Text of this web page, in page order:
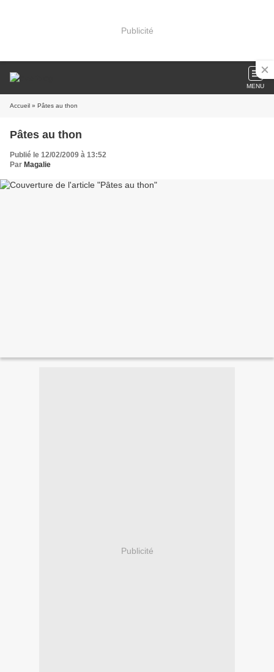
Publicité
MENU
Accueil » Pâtes au thon
Pâtes au thon
Publié le 12/02/2009 à 13:52
Par Magalie
Publicité